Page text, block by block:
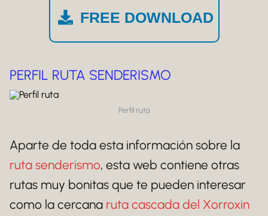
FREE DOWNLOAD
PERFIL RUTA SENDERISMO
Perfil ruta
Aparte de toda esta información sobre la
ruta senderismo, esta web contiene otras
rutas muy bonitas que te pueden interesar
como la cercana ruta cascada del Xorroxin